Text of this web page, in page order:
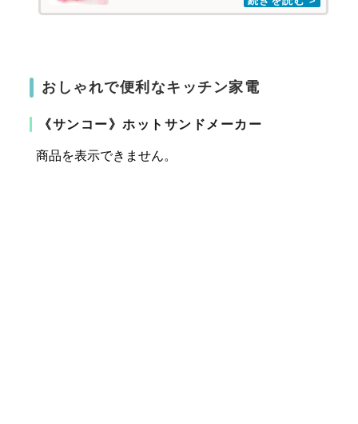
おしゃれで便利なキッチン家電
《サンコー》ホットサンドメーカー